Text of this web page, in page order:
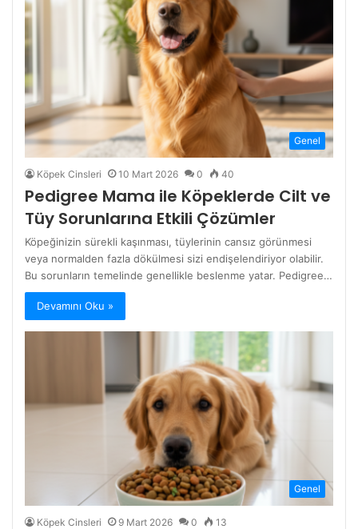
Genel
Köpek Cinsleri 10 Mart 2026 0 40
Pedigree Mama ile Köpeklerde Cilt ve
Tüy Sorunlarına Etkili Çözümler
Köpeğinizin sürekli kaşınması, tüylerinin cansız görünmesi
veya normalden fazla dökülmesi sizi endişelendiriyor olabilir.
Bu sorunların temelinde genellikle beslenme yatar. Pedigree…
Devamını Oku »
Genel
Köpek Cinsleri 9 Mart 2026 0 13